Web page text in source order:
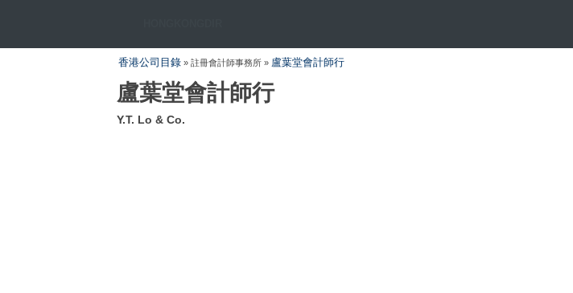
香港公司目錄 » 註冊會計師事務所 » 盧葉堂會計師行
盧葉堂會計師行
Y.T. Lo & Co.